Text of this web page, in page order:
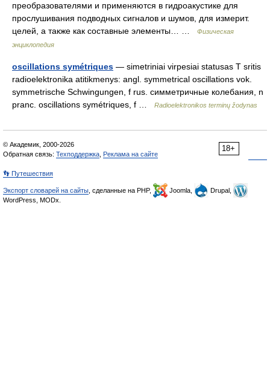
преобразователями и применяются в гидроакустике для
прослушивания подводных сигналов и шумов, для измерит.
целей, а также как составные элементы… …
Физическая
энциклопедия
oscillations symétriques — simetriniai virpesiai statusas T sritis
radioelektronika atitikmenys: angl. symmetrical oscillations vok.
symmetrische Schwingungen, f rus. симметричные колебания, n
pranc. oscillations symétriques, f …
Radioelektronikos terminų žodynas
18+
© Академик, 2000-2026
Обратная связь: Техподдержка Реклама на сайте
👣 Путешествия
Экспорт словарей на сайты , сделанные на PHP, Joomla,
Drupal,
WordPress, MODx.